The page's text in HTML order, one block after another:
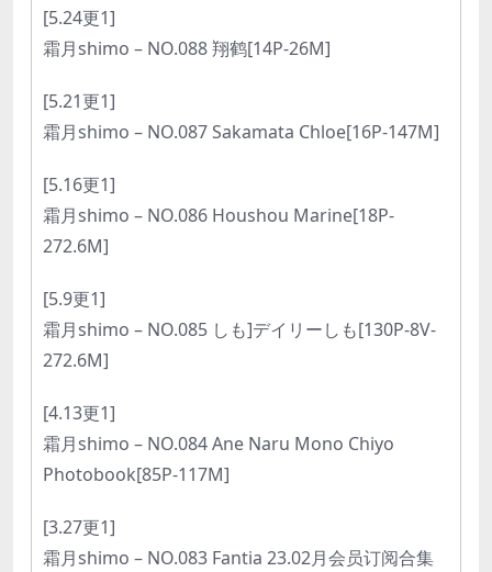
[5.24更1]
霜月shimo – NO.088 翔鹤[14P-26M]
[5.21更1]
霜月shimo – NO.087 Sakamata Chloe[16P-147M]
[5.16更1]
霜月shimo – NO.086 Houshou Marine[18P-
272.6M]
[5.9更1]
霜月shimo – NO.085 しも]デイリーしも[130P-8V-
272.6M]
[4.13更1]
霜月shimo – NO.084 Ane Naru Mono Chiyo
Photobook[85P-117M]
[3.27更1]
霜月shimo – NO.083 Fantia 23.02月会员订阅合集